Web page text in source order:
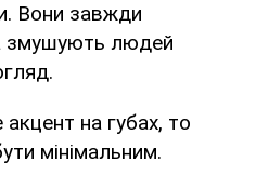
Вони завжди
змушують людей
на губах, то
мінімальним.